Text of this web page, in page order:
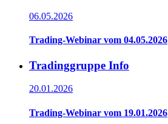
06.05.2026
Trading-Webinar vom 04.05.2026
Tradinggruppe Info
20.01.2026
Trading-Webinar vom 19.01.2026